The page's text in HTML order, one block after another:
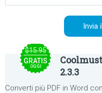
$15.95
GRATIS
OGGI
2.3.3
Converti più PDF in Word